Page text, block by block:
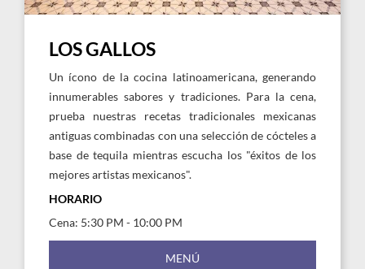
LOS GALLOS
Un ícono de la cocina latinoamericana, generando
innumerables sabores y tradiciones. Para la cena,
prueba nuestras recetas tradicionales mexicanas
antiguas combinadas con una selección de cócteles a
base de tequila mientras escucha los "éxitos de los
mejores artistas mexicanos".
HORARIO
Cena: 5:30 PM - 10:00 PM
MENÚ